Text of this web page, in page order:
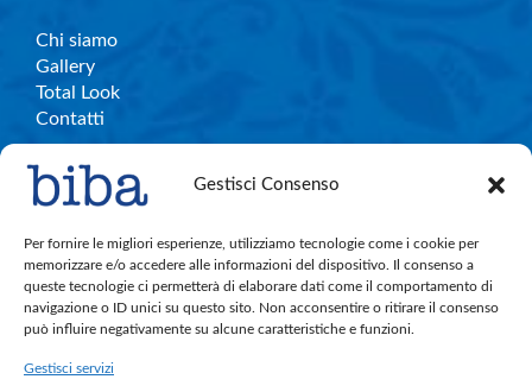
Gestisci Consenso
Per fornire le migliori esperienze, utilizziamo tecnologie come i cookie per
memorizzare e/o accedere alle informazioni del dispositivo. Il consenso a
queste tecnologie ci permetterà di elaborare dati come il comportamento di
navigazione o ID unici su questo sito. Non acconsentire o ritirare il consenso
può influire negativamente su alcune caratteristiche e funzioni.
Gestisci servizi
Chi siamo
Gallery
Total Look
Contatti
Info e contatti
C.So Garibaldi, 27 – Legnano
bibalegnano.info@gmail.com
Cell. 380.891.4004